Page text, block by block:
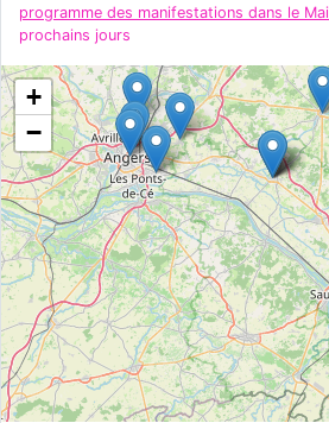
programme des manifestations dans le
prochains jours
+
−